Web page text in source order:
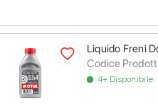
Liquido Freni
Codice
4+ Disponibile